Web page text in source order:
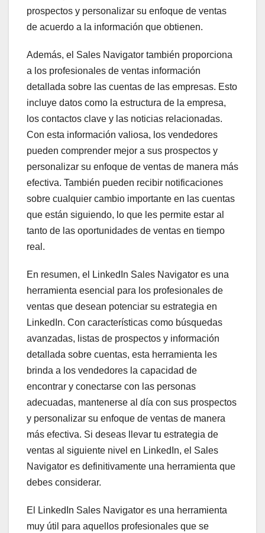
prospectos y personalizar su enfoque de ventas
de acuerdo a la información que obtienen.
Además, el Sales Navigator también proporciona
a los profesionales de ventas información
detallada sobre las cuentas de las empresas. Esto
incluye datos como la estructura de la empresa,
los contactos clave y las noticias relacionadas.
Con esta información valiosa, los vendedores
pueden comprender mejor a sus prospectos y
personalizar su enfoque de ventas de manera más
efectiva. También pueden recibir notificaciones
sobre cualquier cambio importante en las cuentas
que están siguiendo, lo que les permite estar al
tanto de las oportunidades de ventas en tiempo
real.
En resumen, el LinkedIn Sales Navigator es una
herramienta esencial para los profesionales de
ventas que desean potenciar su estrategia en
LinkedIn. Con características como búsquedas
avanzadas, listas de prospectos y información
detallada sobre cuentas, esta herramienta les
brinda a los vendedores la capacidad de
encontrar y conectarse con las personas
adecuadas, mantenerse al día con sus prospectos
y personalizar su enfoque de ventas de manera
más efectiva. Si deseas llevar tu estrategia de
ventas al siguiente nivel en LinkedIn, el Sales
Navigator es definitivamente una herramienta que
debes considerar.
El LinkedIn Sales Navigator es una herramienta
muy útil para aquellos profesionales que se